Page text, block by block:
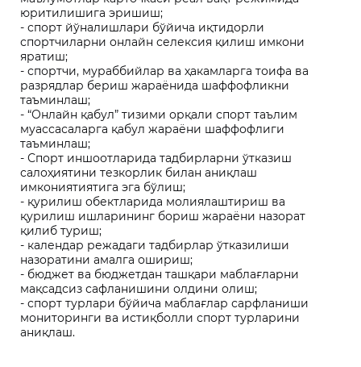
юритилишига эришиш;
- спорт йўналишлари бўйича иқтидорли
спортчиларни онлайн селексия қилиш имкони
яратиш;
- спортчи, мураббийлар ва ҳакамларга тоифа ва
разрядлар бериш жараёнида шаффофликни
таъминлаш;
- “Онлайн қабул” тизими орқали спорт таълим
муассасаларга қабул жараёни шаффофлиги
таъминлаш;
- Спорт иншоотларида тадбирларни ўтказиш
салоҳиятини тезкорлик билан аниқлаш
имкониятиятига эга бўлиш;
- қурилиш обектларида молиялаштириш ва
қурилиш ишларининг бориш жараёни назорат
қилиб туриш;
- календар режадаги тадбирлар ўтказилиши
назоратини амалга ошириш;
- бюджет ва бюджетдан ташқари маблағларни
мақсадсиз сафланишини олдини олиш;
- спорт турлари бўйича маблағлар сарфланиши
мониторинги ва истиқболли спорт турларини
аниқлаш.